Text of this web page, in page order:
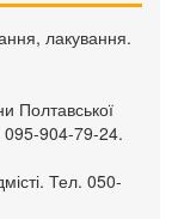
лакування.
Полтавської
095-904-79-24.
Тел. 050-